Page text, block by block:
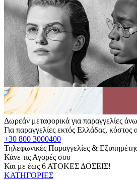
Δωρεάν μεταφορικά για παραγγελίες
Για παραγγελίες εκτός Ελλάδας,
+30 800 3000400
Τηλεφωνικές Παραγγελίες &
Κάνε τις Αγορές σου
Και με έως 6 ΑΤΟΚΕΣ ΔΟΣΕΙΣ!
ΚΑΤΗΓΟΡΙΕΣ